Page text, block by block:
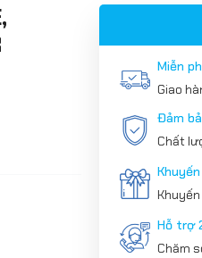
Miễn
Giao
Đảm
Chất
Hỗ trợ
Chăm